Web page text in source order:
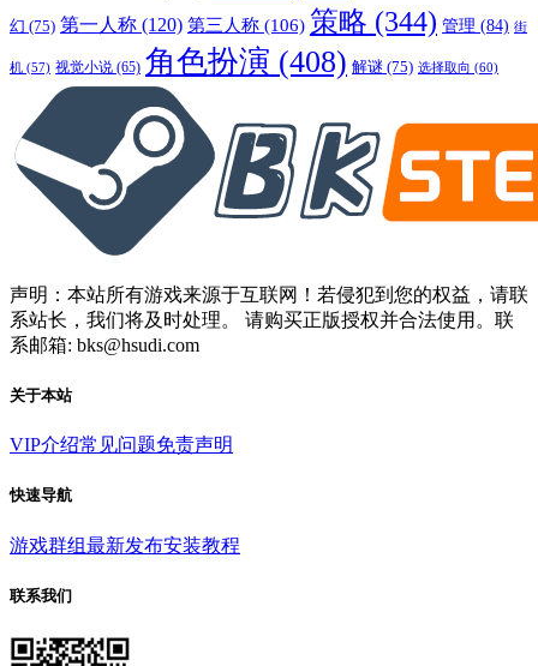
幻 (75) 第一人称 (120) 第三人称 (106) 策略 (344) 管理 (84) 街
机 (57) 视觉小说 (65) 角色扮演 (408) 解谜 (75) 选择取向 (60)
声明：本站所有游戏来源于互联网！若侵犯到您的权益，请联
系站长，我们将及时处理。 请购买正版授权并合法使用。联
系邮箱: bks@hsudi.com
关于本站
VIP介绍常见问题免责声明
快速导航
游戏群组最新发布安装教程
联系我们